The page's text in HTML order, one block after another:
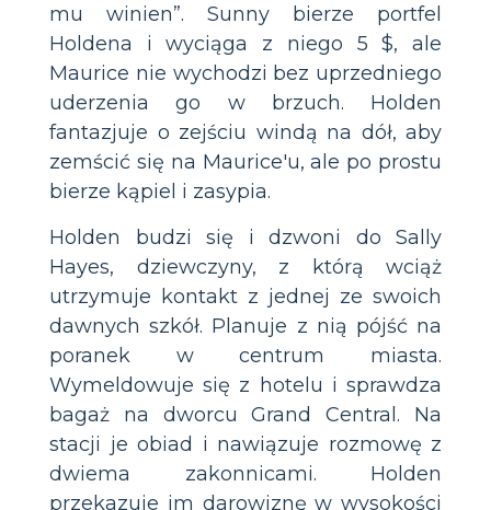
mu winien”. Sunny bierze portfel
Holdena i wyciąga z niego 5 $, ale
Maurice nie wychodzi bez uprzedniego
uderzenia go w brzuch. Holden
fantazjuje o zejściu windą na dół, aby
zemścić się na Maurice'u, ale po prostu
bierze kąpiel i zasypia.
Holden budzi się i dzwoni do Sally
Hayes, dziewczyny, z którą wciąż
utrzymuje kontakt z jednej ze swoich
dawnych szkół. Planuje z nią pójść na
poranek w centrum miasta.
Wymeldowuje się z hotelu i sprawdza
bagaż na dworcu Grand Central. Na
stacji je obiad i nawiązuje rozmowę z
dwiema zakonnicami. Holden
przekazuje im darowiznę w wysokości